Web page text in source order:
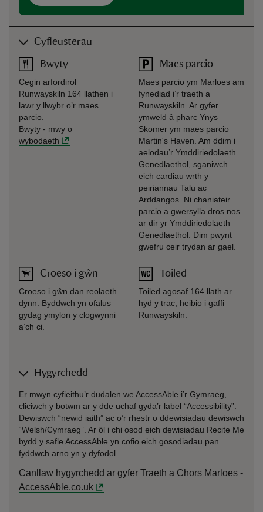
Cyfleusterau
Bwyty
Cegin arfordirol
Runwayskiln 164 llathen i
lawr y llwybr o’r maes
parcio.
Bwyty - mwy o
wybodaeth
Croeso i gŵn
Croeso i gŵn dan reolaeth
dynn. Byddwch yn ofalus
gydag ymylon y clogwynni
a’ch ci.
Maes parcio
Maes parcio ym Marloes am
fynediad i’r traeth a
Runwayskiln. Ar gyfer
ymweld â pharc Ynys
Skomer ym maes parcio
Martin's Haven. Am ddim i
aelodau’r Ymddiriedolaeth
Genedlaethol, sganiwch
eich cardiau wrth y
peiriannau Talu ac
Arddangos. Ni chaniateir
parcio a gwersylla dros nos
ar dir yr Ymddiriedolaeth
Genedlaethol. Dim pwynt
gwefru ceir trydan ar gael.
Toiled
Toiled agosaf 164 llath ar
hyd y trac, heibio i gaffi
Runwayskiln.
Hygyrchedd
Er mwyn cyfieithu’r dudalen we AccessAble i’r Gymraeg,
cliciwch y botwm ar y dde uchaf gyda’r label “Accessibility”.
Dewiswch “newid iaith” ac o’r rhestr o ddewisiadau dewiswch
“Welsh/Cymraeg”. Ar ôl i chi osod eich dewisiadau Recite Me
bydd y safle AccessAble yn cofio eich gosodiadau pan
fyddwch arno yn y dyfodol.
Canllaw hygyrchedd ar gyfer Traeth a Chors Marloes -
AccessAble.co.uk